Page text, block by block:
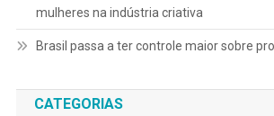
mulheres na indústria criativa
Brasil passa a ter controle maior sobre
CATEGORIAS